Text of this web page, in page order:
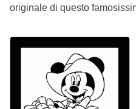
originale di questo